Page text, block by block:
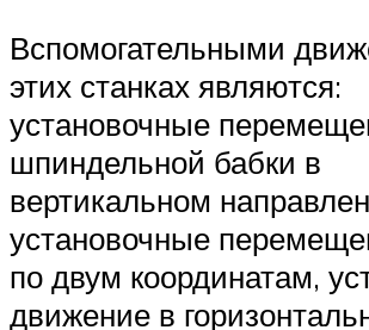
Вспомогательными
этих станках являются:
установочные
шпиндельной бабки в
вертикальном
установочные
по двум координатам,
движение в